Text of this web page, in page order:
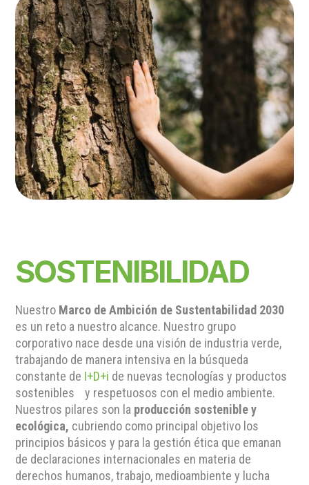
SOSTENIBILIDAD
Nuestro Marco de Ambición de Sustentabilidad 2030
es un reto a nuestro alcance. Nuestro grupo
corporativo nace desde una visión de industria verde,
trabajando de manera intensiva en la búsqueda
constante de I+D+i de nuevas tecnologías y productos
sostenibles y respetuosos con el medio ambiente.
Nuestros pilares son la producción sostenible y
ecológica, cubriendo como principal objetivo los
principios básicos y para la gestión ética que emanan
de declaraciones internacionales en materia de
derechos humanos, trabajo, medioambiente y lucha